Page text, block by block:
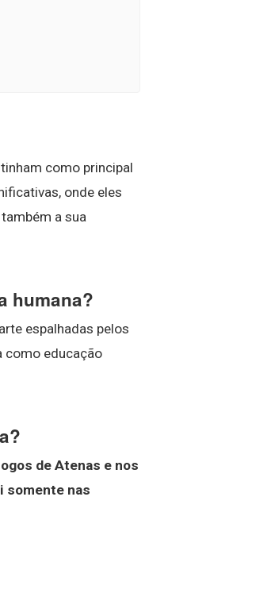
como principal
onde eles
também a sua
humana?
espalhadas pelos
como educação
de Atenas e nos
somente nas